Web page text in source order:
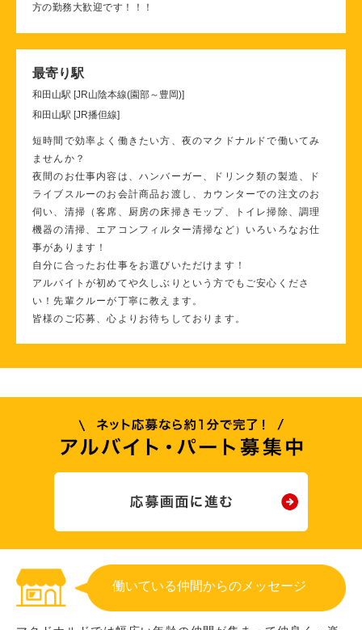
方の勤務大歓迎です！！！
最寄り駅
和田山駅 [JR山陰本線(園部～豊岡)]
和田山駅 [JR播但線]
短時間で効率よく働きたい方、夜のマクドナルドで働いてみ
ませんか？
夜間のお仕事内容は、ハンバーガー、ドリンク類の製造、ド
ライブスルーのお会計商品お渡し、カウンターでの注文のお
伺い、清掃（客席、厨房の床掃きモップ、トイレ掃除、調理
機器の清掃、エアコンフィルター清掃など）いろいろなお仕
事があります！
自分に合ったお仕事をお選びいただけます！
アルバイトが初めてや久しぶりという方でもご安心くださ
い！先輩クルーが丁寧に教えます。
皆様のご応募、心よりお待ちしております。
働いている仲間からのメッセージ